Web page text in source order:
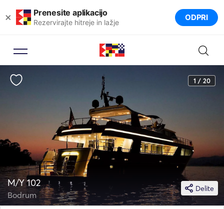
× Prenesite aplikacijo
Rezervirajte hitreje in lažje ODPRI
1 / 20
Delite
M/Y 102
Bodrum